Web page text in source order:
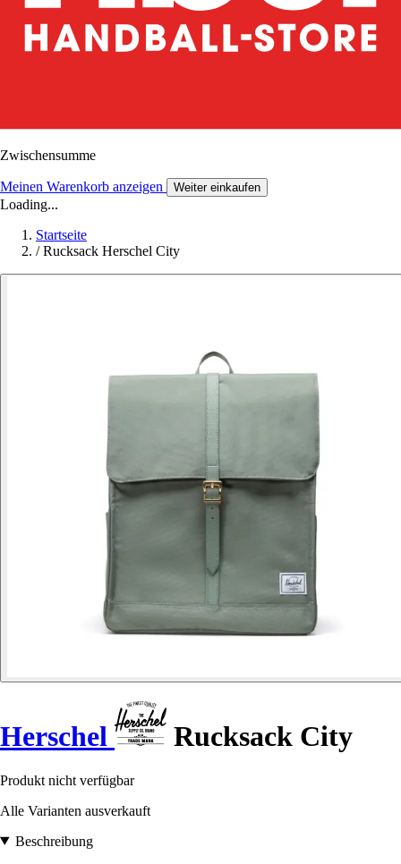
Zwischensumme
Meinen Warenkorb anzeigen Weiter einkaufen
Loading...
Startseite
/ Rucksack Herschel City
Herschel Rucksack City
Produkt nicht verfügbar
Alle Varianten ausverkauft
Beschreibung